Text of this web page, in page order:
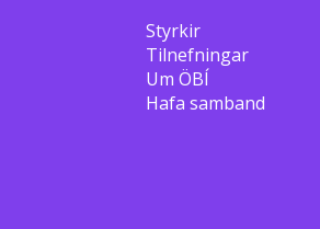
Styrkir
Tilnefningar
Um ÖBÍ
Hafa samband